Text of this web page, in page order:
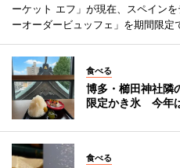
ーケット エフ」が現在、スペイン
ーオーダービュッフェ」を期間限定
食べる
博多・櫛田神社隣
限定かき氷 今年
食べる